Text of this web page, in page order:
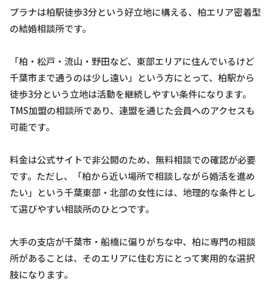
プラナは柏駅徒歩3分という好立地に構える、柏エリア密着型
の結婚相談所です。
「柏・松戸・流山・野田など、東部エリアに住んでいるけど
千葉市まで通うのは少し遠い」という方にとって、柏駅から
徒歩3分という立地は活動を継続しやすい条件になります。
TMS加盟の相談所であり、連盟を通じた会員へのアクセスも
可能です。
料金は公式サイトで非公開のため、無料相談での確認が必要
です。ただし、「柏から近い場所で相談しながら婚活を進め
たい」という千葉東部・北部の女性には、地理的な条件とし
て選びやすい相談所のひとつです。
大手の支店が千葉市・船橋に偏りがちな中、柏に専門の相談
所があることは、そのエリアに住む方にとって実用的な選択
肢になります。